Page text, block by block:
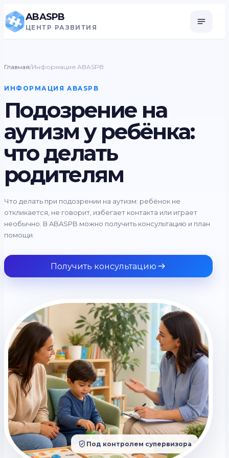
ABASPB
ЦЕНТР РАЗВИТИЯ
Главная/Информация ABASPB
ИНФОРМАЦИЯ ABASPB
Подозрение на
аутизм у ребёнка:
что делать
родителям
Что делать при подозрении на аутизм: ребёнок не
откликается, не говорит, избегает контакта или играет
необычно. В ABASPB можно получить консультацию и план
помощи.
Получить консультацию
Под контролем супервизора